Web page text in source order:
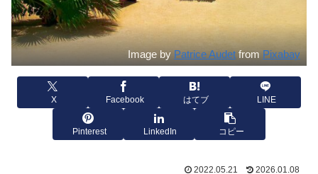
Image by Patrice AudetfromPixabay
X Facebook はてブ LINE
Pinterest LinkedIn コピー
2022.05.21 2026.01.08